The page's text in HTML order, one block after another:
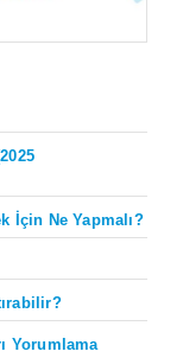
İçin Ne Yapmalı?
Yorumlama